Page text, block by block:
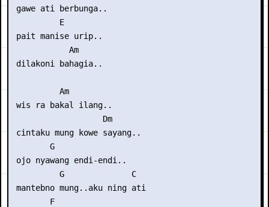
gawe ati berbunga..
          E
pait manise urip..
            Am
dilakoni bahagia..
          Am
wis ra bakal ilang..
                   Dm
cintaku mung kowe sayang..
        G
ojo nyawang endi-endi..
          G              C
mantebno mung..aku ning ati
        F